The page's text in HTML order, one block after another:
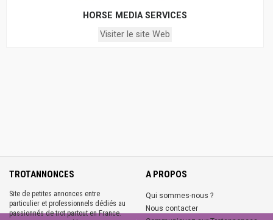
HORSE MEDIA SERVICES
Visiter le site Web
TROTANNONCES
Site de petites annonces entre
particulier et professionnels dédiés au
passionnés de trot partout en France.
A PROPOS
Qui sommes-nous ?
Nous contacter